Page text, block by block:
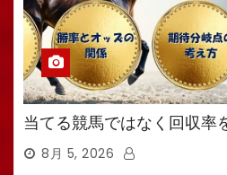
当てる競馬ではなく回収率
8月 5, 2026